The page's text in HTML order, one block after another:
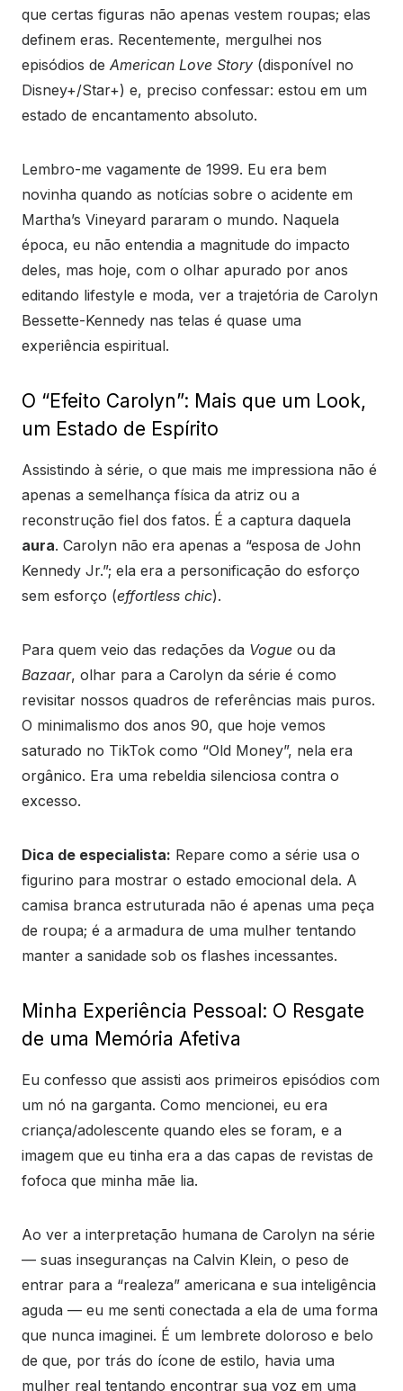
que certas figuras não apenas vestem roupas; elas
definem eras. Recentemente, mergulhei nos
episódios de American Love Story (disponível no
Disney+/Star+) e, preciso confessar: estou em um
estado de encantamento absoluto.
Lembro-me vagamente de 1999. Eu era bem
novinha quando as notícias sobre o acidente em
Martha’s Vineyard pararam o mundo. Naquela
época, eu não entendia a magnitude do impacto
deles, mas hoje, com o olhar apurado por anos
editando lifestyle e moda, ver a trajetória de Carolyn
Bessette-Kennedy nas telas é quase uma
experiência espiritual.
O “Efeito Carolyn”: Mais que um Look,
um Estado de Espírito
Assistindo à série, o que mais me impressiona não é
apenas a semelhança física da atriz ou a
reconstrução fiel dos fatos. É a captura daquela
aura. Carolyn não era apenas a “esposa de John
Kennedy Jr.”; ela era a personificação do esforço
sem esforço (effortless chic).
Para quem veio das redações da Vogue ou da
Bazaar, olhar para a Carolyn da série é como
revisitar nossos quadros de referências mais puros.
O minimalismo dos anos 90, que hoje vemos
saturado no TikTok como “Old Money”, nela era
orgânico. Era uma rebeldia silenciosa contra o
excesso.
Dica de especialista: Repare como a série usa o
figurino para mostrar o estado emocional dela. A
camisa branca estruturada não é apenas uma peça
de roupa; é a armadura de uma mulher tentando
manter a sanidade sob os flashes incessantes.
Minha Experiência Pessoal: O Resgate
de uma Memória Afetiva
Eu confesso que assisti aos primeiros episódios com
um nó na garganta. Como mencionei, eu era
criança/adolescente quando eles se foram, e a
imagem que eu tinha era a das capas de revistas de
fofoca que minha mãe lia.
Ao ver a interpretação humana de Carolyn na série
— suas inseguranças na Calvin Klein, o peso de
entrar para a “realeza” americana e sua inteligência
aguda — eu me senti conectada a ela de uma forma
que nunca imaginei. É um lembrete doloroso e belo
de que, por trás do ícone de estilo, havia uma
mulher real tentando encontrar sua voz em uma